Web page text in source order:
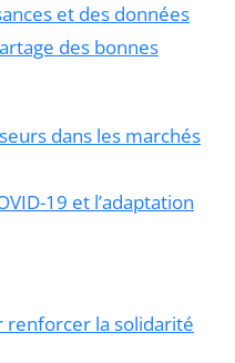
et des données
des bonnes
dans les marchés
19 et l’adaptation
renforcer la solidarité